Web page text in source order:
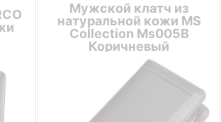
Мужской клатч из
натуральной кожи MS
Collection Ms005B
Коричневый